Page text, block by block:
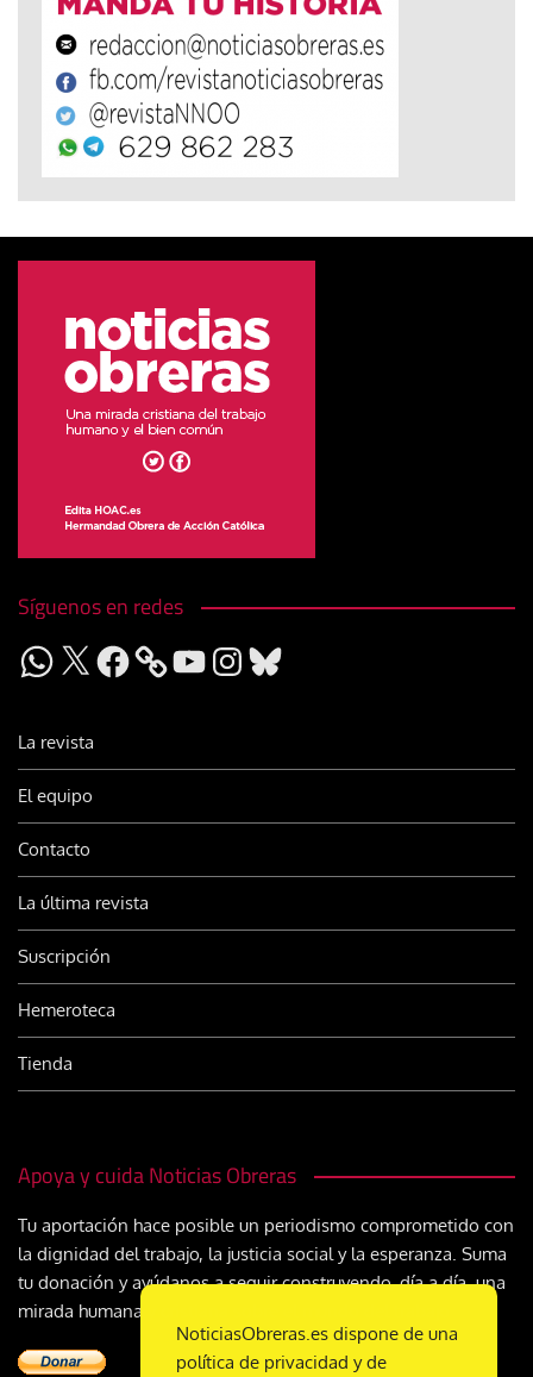
Síguenos en redes
WhatsApp
X Facebook YouTubeInstagram
Bluesky
La revista
El equipo
Contacto
La última revista
Suscripción
Hemeroteca
Tienda
Apoya y cuida Noticias Obreras
Tu aportación hace posible un periodismo comprometido con
la dignidad del trabajo, la justicia social y la esperanza. Suma
tu donación y ayúdanos a seguir construyendo, día a día, una
mirada humana y cristiana sobre el mundo del trabajo
NoticiasObreras.es dispone de una
política de privacidad y de